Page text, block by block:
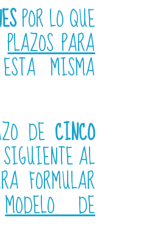
POR LO QUE
PLAZOS PARA
MISMA
DE CINCO
AL
FORMULAR
MODELO DE